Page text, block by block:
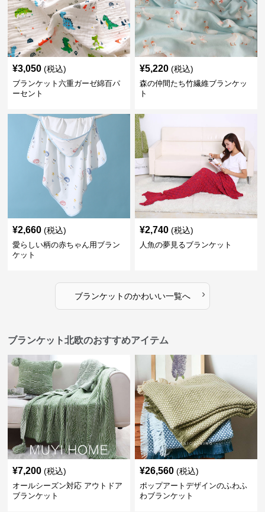
¥3,050 (税込)
ブランケット六重ガーゼ綿百パ
ーセント
¥5,220 (税込)
森の仲間たち竹繊維ブランケッ
ト
¥2,660 (税込)
愛らしい柄の赤ちゃん用ブラン
ケット
¥2,740 (税込)
人魚の夢見るブランケット
ブランケットのかわいい一覧へ ›
ブランケット北欧のおすすめアイテム
¥7,200 (税込)
オールシーズン対応 アウトドア
ブランケット
¥26,560 (税込)
ポップアートデザインのふわふ
わブランケット